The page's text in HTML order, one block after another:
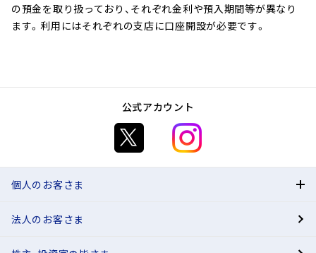
の預金を取り扱っており、それぞれ金利や預入期間等が異なり
ます。利用にはそれぞれの支店に口座開設が必要です。
公式アカウント
個人のお客さま
BANK
法人のお客さま